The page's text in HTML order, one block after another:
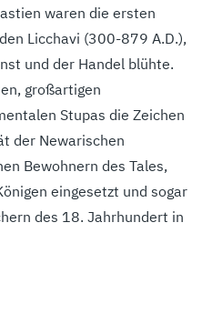
waren die ersten
Licchavi (300-879 A.D.),
und der Handel blühte.
großartigen
Stupas die Zeichen
der Newarischen
Bewohnern des Tales,
eingesetzt und sogar
des 18. Jahrhundert in